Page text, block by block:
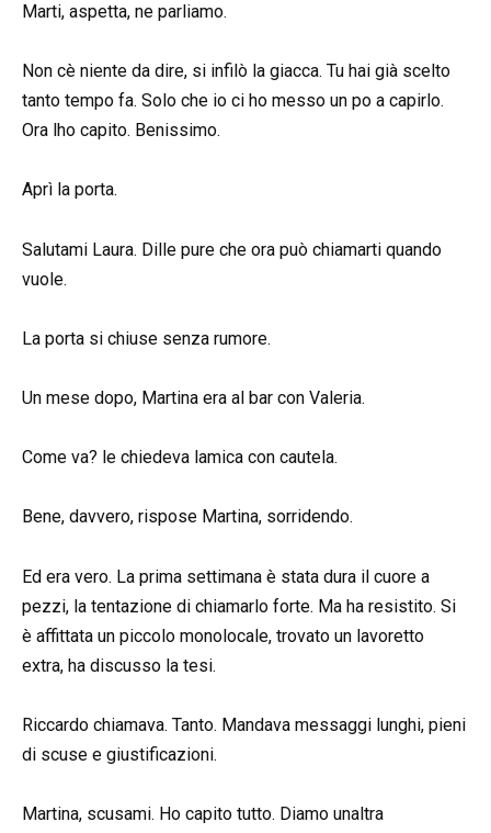
Marti, aspetta, ne parliamo.
Non cè niente da dire, si infilò la giacca. Tu hai già scelto
tanto tempo fa. Solo che io ci ho messo un po a capirlo.
Ora lho capito. Benissimo.
Aprì la porta.
Salutami Laura. Dille pure che ora può chiamarti quando
vuole.
La porta si chiuse senza rumore.
Un mese dopo, Martina era al bar con Valeria.
Come va? le chiedeva lamica con cautela.
Bene, davvero, rispose Martina, sorridendo.
Ed era vero. La prima settimana è stata dura il cuore a
pezzi, la tentazione di chiamarlo forte. Ma ha resistito. Si
è affittata un piccolo monolocale, trovato un lavoretto
extra, ha discusso la tesi.
Riccardo chiamava. Tanto. Mandava messaggi lunghi, pieni
di scuse e giustificazioni.
Martina, scusami. Ho capito tutto. Diamo unaltra